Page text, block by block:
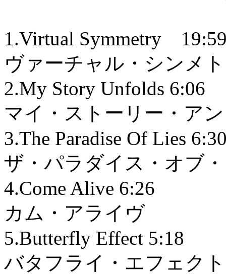
1.Virtual Symmetry
ヴァーチャル・シンメ
2.My Story Unfolds 6:06
マイ・ストーリー・ア
3.The Paradise Of Lies
ザ・パラダイス・オブ
4.Come Alive 6:26
カム・アライヴ
5.Butterfly Effect 5:18
バタフライ・エフェクト